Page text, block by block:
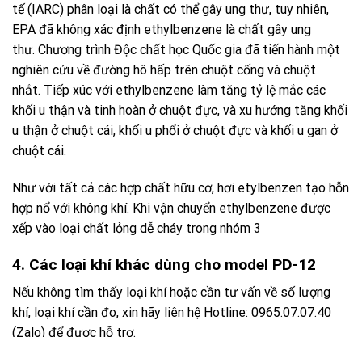
tế (IARC) phân loại là chất có thể gây ung thư, tuy nhiên,
EPA đã không xác định ethylbenzene là chất gây ung
thư. Chương trình Độc chất học Quốc gia đã tiến hành một
nghiên cứu về đường hô hấp trên chuột cống và chuột
nhắt. Tiếp xúc với ethylbenzene làm tăng tỷ lệ mắc các
khối u thận và tinh hoàn ở chuột đực, và xu hướng tăng khối
u thận ở chuột cái, khối u phổi ở chuột đực và khối u gan ở
chuột cái.
Như với tất cả các hợp chất hữu cơ, hơi etylbenzen tạo hỗn
hợp nổ với không khí. Khi vận chuyển ethylbenzene được
xếp vào loại chất lỏng dễ cháy trong nhóm 3
4. Các loại khí khác dùng cho model PD-12
Nếu không tìm thấy loại khí hoặc cần tư vấn về số lượng
khí, loại khí cần đo, xin hãy liên hệ Hotline: 0965.07.07.40
(Zalo) để được hỗ trợ.